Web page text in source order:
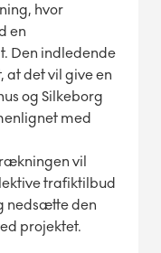
hvor
en
Den indledende
at det vil give en
og Silkeborg
med
vil
trafiktilbud
nedsætte den
projektet.